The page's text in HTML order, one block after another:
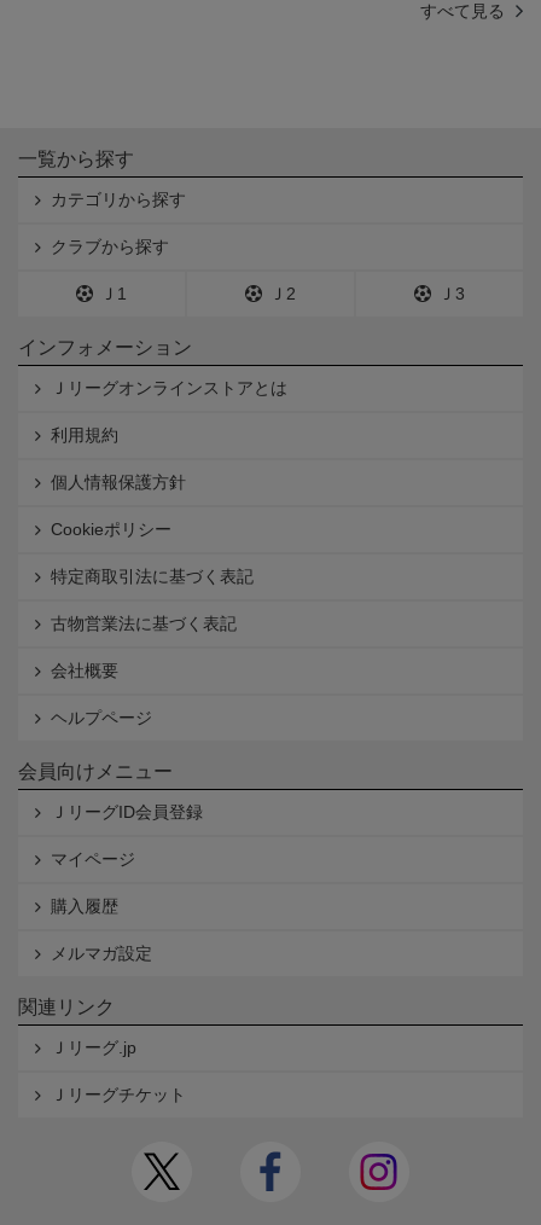
すべて見る
一覧から探す
カテゴリから探す
クラブから探す
Ｊ1 Ｊ2 Ｊ3
インフォメーション
Ｊリーグオンラインストアとは
利用規約
個人情報保護方針
Cookieポリシー
特定商取引法に基づく表記
古物営業法に基づく表記
会社概要
ヘルプページ
会員向けメニュー
ＪリーグID会員登録
マイページ
購入履歴
メルマガ設定
関連リンク
Ｊリーグ.jp
Ｊリーグチケット